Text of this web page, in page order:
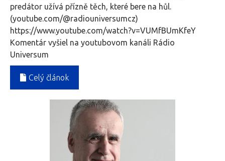
predátor užívá přízně těch, které bere na hůl.
(youtube.com/@radiouniversumcz)
https://www.youtube.com/watch?v=VUMfBUmKfeY
Komentár vyšiel na youtubovom kanáli Rádio
Universum
Celý článok